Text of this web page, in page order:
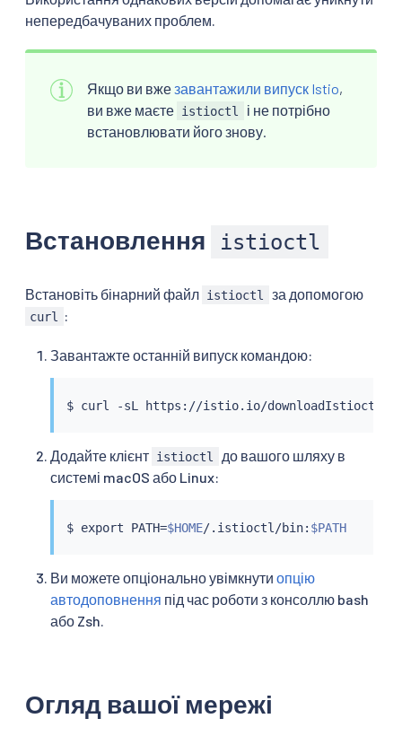
непередбачуваних проблем.
Якщо ви вжезавантажили випуск Istio,
ви вже маєте istioctl
і не потрібно
встановлювати його знову.
Встановлення istioctl
Встановіть бінарний файл istioctl за допомогою
curl :
Завантажте останній випуск командою:
$ curl -sL https://istio.io/downloadIstioctl
Додайте клієнт istioctl
до вашого шляху в
системі macOS або Linux:
$ export PATH=$HOME/.istioctl/bin: $PATH
Ви можете опціонально увімкнути опцію
автодоповнення під час роботи з консоллю bash
або Zsh.
Огляд вашої мережі